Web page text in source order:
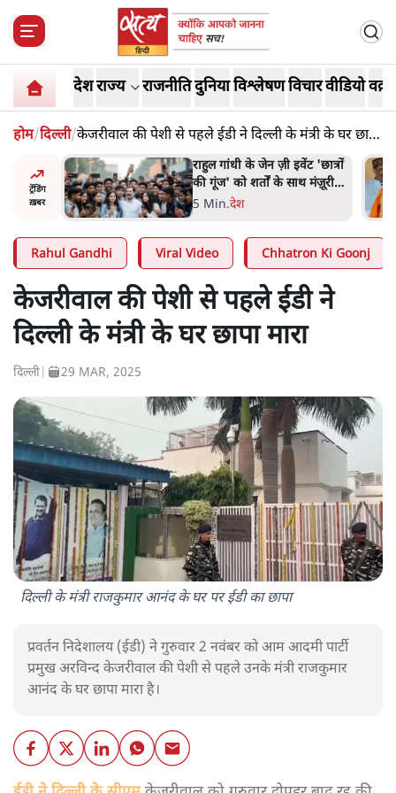
देशराज्य राजनीतिदुनियाविश्लेषणविचारवीडियो
होम/दिल्ली/केजरीवाल की पेशी से पहले ईडी ने दिल्ली के मंत्री के घर छापा
मारा
ट्रेंडिंग
ख़बर
राहुल गांधी के जेन ज़ी इवेंट 'छात्रों
की गूंज' को शर्तों के साथ मंज़ूरी
देना पड़ा
5 Min.देश
Rahul Gandhi Viral Video Chhatron Ki Goonj
केजरीवाल की पेशी से पहले ईडी ने
दिल्ली के मंत्री के घर छापा मारा
दिल्ली 29 MAR, 2025
दिल्ली के मंत्री राजकुमार आनंद के घर पर ईडी का छापा
प्रवर्तन निदेशालय (ईडी) ने गुरुवार 2 नवंबर को आम आदमी पार्टी
प्रमुख अरविन्द केजरीवाल की पेशी से पहले उनके मंत्री राजकुमार
आनंद के घर छापा मारा है।